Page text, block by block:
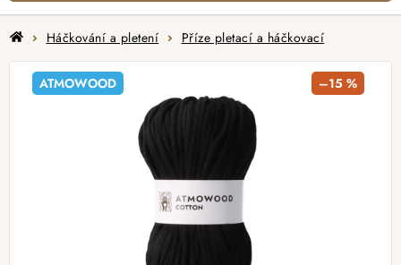
DomůHáčkování a pletení Příze pletací a háčkovací
ATMOWOOD –15 %